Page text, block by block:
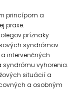
princípom a
praxe.
príznaky
syndrómov.
intervenčných
syndrómu vyhorenia.
situácií a
a osobným